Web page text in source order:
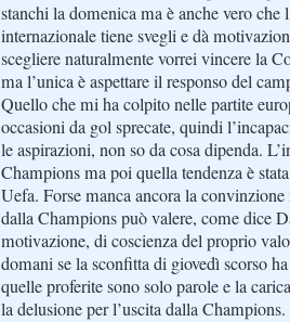
stanchi la domenica ma è anche vero che
internazionale tiene svegli e dà
scegliere naturalmente vorrei vincere la
ma l’unica è aspettare il responso del
Quello che mi ha colpito nelle partite
occasioni da gol sprecate, quindi
le aspirazioni, non so da cosa dipenda.
Champions ma poi quella tendenza è
Uefa. Forse manca ancora la
dalla Champions può valere, come dice
motivazione, di coscienza del proprio
domani se la sconfitta di giovedì scorso
quelle proferite sono solo parole e la
la delusione per l’uscita dalla Champions.